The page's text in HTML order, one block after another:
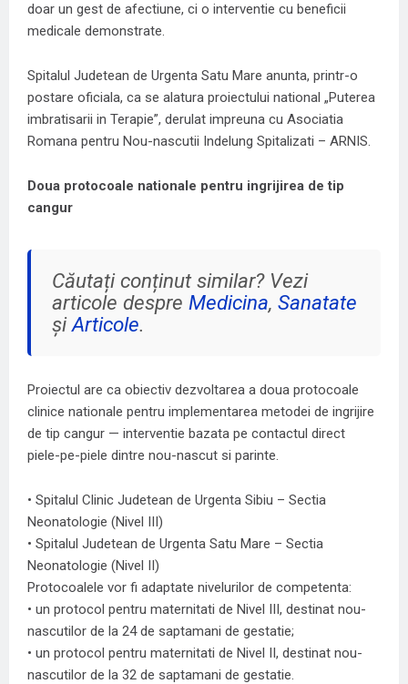
doar un gest de afectiune, ci o interventie cu beneficii
medicale demonstrate.
Spitalul Judetean de Urgenta Satu Mare anunta, printr-o
postare oficiala, ca se alatura proiectului national „Puterea
imbratisarii in Terapie”, derulat impreuna cu Asociatia
Romana pentru Nou-nascutii Indelung Spitalizati – ARNIS.
Doua protocoale nationale pentru ingrijirea de tip
cangur
Căutați conținut similar? Vezi
articole despre Medicina, Sanatate
șiArticole.
Proiectul are ca obiectiv dezvoltarea a doua protocoale
clinice nationale pentru implementarea metodei de ingrijire
de tip cangur — interventie bazata pe contactul direct
piele-pe-piele dintre nou-nascut si parinte.
• Spitalul Clinic Judetean de Urgenta Sibiu – Sectia
Neonatologie (Nivel III)
• Spitalul Judetean de Urgenta Satu Mare – Sectia
Neonatologie (Nivel II)
Protocoalele vor fi adaptate nivelurilor de competenta:
• un protocol pentru maternitati de Nivel III, destinat nou-
nascutilor de la 24 de saptamani de gestatie;
• un protocol pentru maternitati de Nivel II, destinat nou-
nascutilor de la 32 de saptamani de gestatie.